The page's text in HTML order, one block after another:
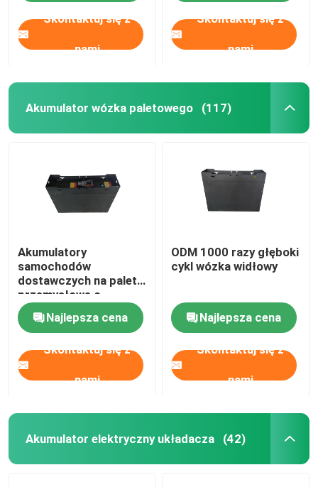
Skontaktuj się z
nami
Skontaktuj się z
nami
Akumulator wózka paletowego (117)
Akumulatory
samochodów
dostawczych na palety
przemysłowe o
pojemności 190Ah
Akumulatory
samochodów
dostawczych na palety
elektryczne 50kg
Najlepsza cena
Skontaktuj się z
nami
ODM 1000 razy głęboki
cykl wózka widłowy
Najlepsza cena
Skontaktuj się z
nami
Akumulator elektryczny układacza (42)